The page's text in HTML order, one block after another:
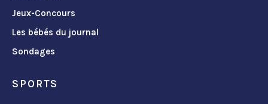
Jeux-Concours
Les bébés du journal
Sondages
SPORTS